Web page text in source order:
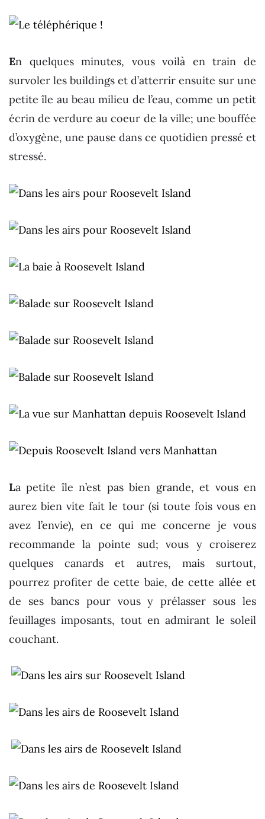
En quelques minutes, vous voilà en train de
survoler les buildings et d’atterrir ensuite sur une
petite île au beau milieu de l’eau, comme un petit
écrin de verdure au coeur de la ville; une bouffée
d’oxygène, une pause dans ce quotidien pressé et
stressé.
La petite île n’est pas bien grande, et vous en
aurez bien vite fait le tour (si toute fois vous en
avez l’envie), en ce qui me concerne je vous
recommande la pointe sud; vous y croiserez
quelques canards et autres, mais surtout,
pourrez profiter de cette baie, de cette allée et
de ses bancs pour vous y prélasser sous les
feuillages imposants, tout en admirant le soleil
couchant.